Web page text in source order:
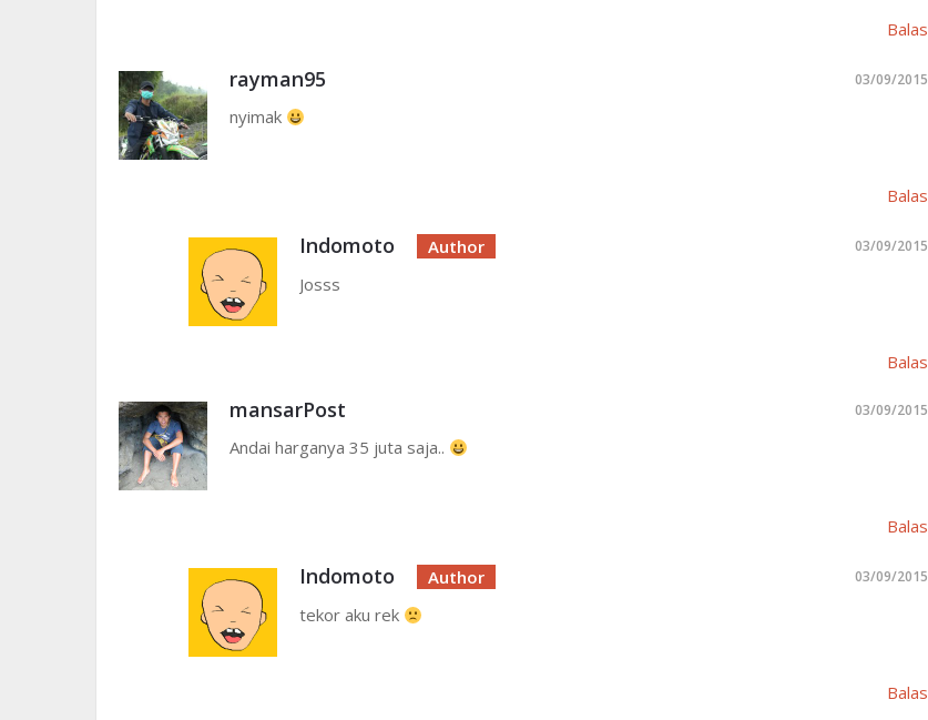
Balas
rayman95 03/09/2015
nyimak
Balas
Indomoto 03/09/2015
Josss
Balas
mansarPost 03/09/2015
Andai harganya 35 juta saja..
Balas
Indomoto 03/09/2015
tekor aku rek
Balas